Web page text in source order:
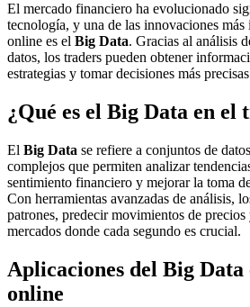
El mercado financiero ha evolucionado
tecnología, y una de las innovaciones más
online es el Big Data. Gracias al análisis
datos, los traders pueden obtener
estrategias y tomar decisiones más
¿Qué es el Big Data en el
El Big Data se refiere a conjuntos de
complejos que permiten analizar
sentimiento financiero y mejorar la toma
Con herramientas avanzadas de análisis,
patrones, predecir movimientos de precios
mercados donde cada segundo es crucial.
Aplicaciones del Big
online